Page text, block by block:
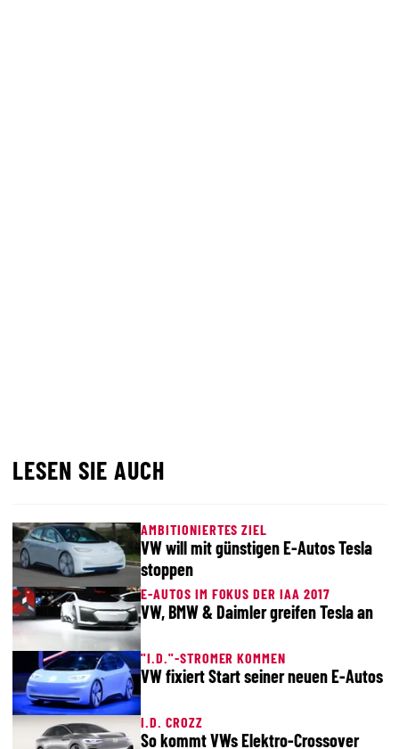
LESEN SIE AUCH
AMBITIONIERTES ZIEL
VW will mit günstigen E-Autos Tesla
stoppen
E-AUTOS IM FOKUS DER IAA 2017
VW, BMW & Daimler greifen Tesla an
"I.D."-STROMER KOMMEN
VW fixiert Start seiner neuen E-Autos
I.D. CROZZ
So kommt VWs Elektro-Crossover